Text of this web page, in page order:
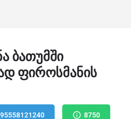
ბათუმში
ფიროსმანის
8750